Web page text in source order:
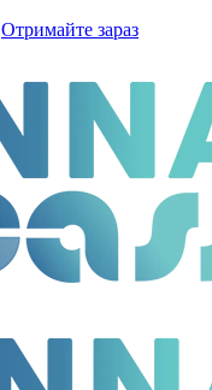
Отримайте зараз